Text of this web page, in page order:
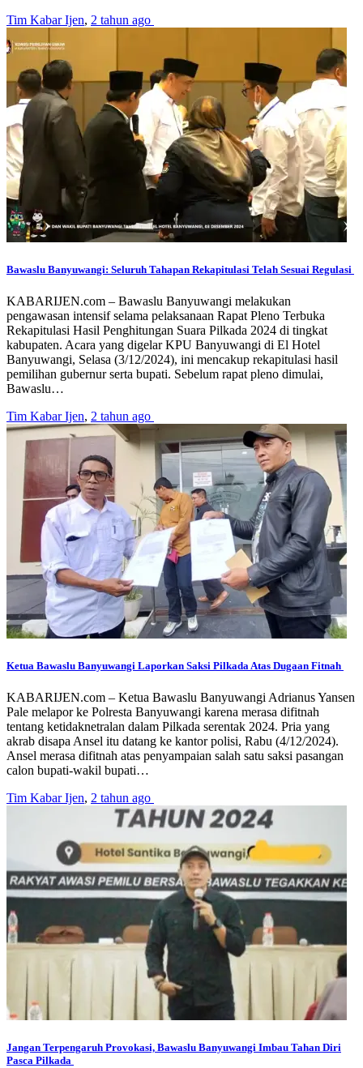
Tim Kabar Ijen, 2 tahun ago
Bawaslu Banyuwangi: Seluruh Tahapan Rekapitulasi Telah Sesuai Regulasi
KABARIJEN.com – Bawaslu Banyuwangi melakukan
pengawasan intensif selama pelaksanaan Rapat Pleno Terbuka
Rekapitulasi Hasil Penghitungan Suara Pilkada 2024 di tingkat
kabupaten. Acara yang digelar KPU Banyuwangi di El Hotel
Banyuwangi, Selasa (3/12/2024), ini mencakup rekapitulasi hasil
pemilihan gubernur serta bupati. Sebelum rapat pleno dimulai,
Bawaslu…
Tim Kabar Ijen, 2 tahun ago
Ketua Bawaslu Banyuwangi Laporkan Saksi Pilkada Atas Dugaan Fitnah
KABARIJEN.com – Ketua Bawaslu Banyuwangi Adrianus Yansen
Pale melapor ke Polresta Banyuwangi karena merasa difitnah
tentang ketidaknetralan dalam Pilkada serentak 2024. Pria yang
akrab disapa Ansel itu datang ke kantor polisi, Rabu (4/12/2024).
Ansel merasa difitnah atas penyampaian salah satu saksi pasangan
calon bupati-wakil bupati…
Tim Kabar Ijen, 2 tahun ago
Jangan Terpengaruh Provokasi, Bawaslu Banyuwangi Imbau Tahan Diri
Pasca Pilkada